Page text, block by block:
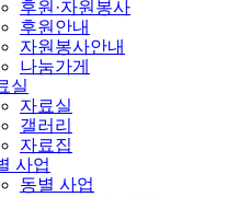
후원·자원봉사
후원안내
자원봉사안내
나눔가게
실
자료실
갤러리
자료집
사업
동별 사업